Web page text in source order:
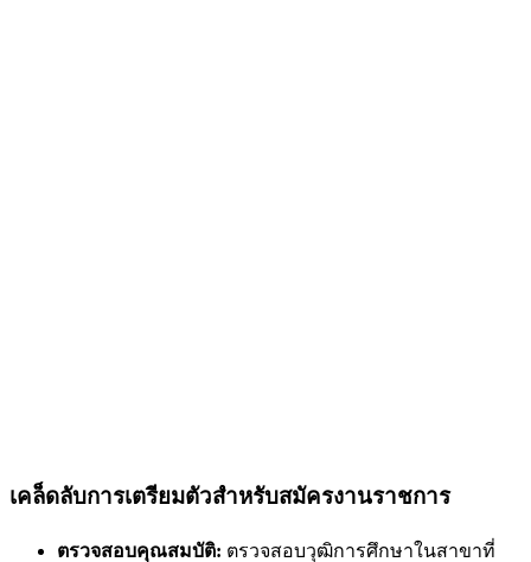
เคล็ดลับการเตรียมตัวสำหรับสมัครงานราชการ
ตรวจสอบคุณสมบัติ: ตรวจสอบวุฒิการศึกษาในสาขาที่